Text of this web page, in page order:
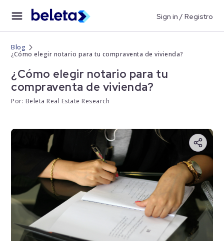
Sign in / Registro
Blog
¿Cómo elegir notario para tu compraventa de vivienda?
¿Cómo elegir notario para tu
compraventa de vivienda?
Por: Beleta Real Estate Research